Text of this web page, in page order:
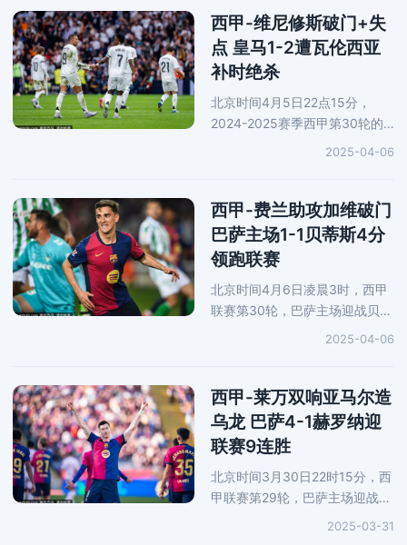
界波得分，姆巴佩踩踏对方小腿
直红
西甲-维尼修斯破门+失
点 皇马1-2遭瓦伦西亚
补时绝杀
北京时间4月5日22点15分，
2024-2025赛季西甲第30轮的
一场大战打响，西甲豪门皇马在
的点球，迪亚卡比头球得分。下
半场比赛，
2025-04-06
西甲-费兰助攻加维破门
巴萨主场1-1贝蒂斯4分
领跑联赛
北京时间4月6日凌晨3时，西甲
联赛第30轮，巴萨主场迎战贝蒂
斯，第7分钟，加维反越位低射
赛9连胜。在争冠对手皇马本轮
翻车的背景
2025-04-06
西甲-莱万双响亚马尔造
乌龙 巴萨4-1赫罗纳迎
联赛9连胜
北京时间3月30日22时15分，西
甲联赛第29轮，巴萨主场迎战赫
罗纳。第43分钟，亚马尔定位球
2025-03-31